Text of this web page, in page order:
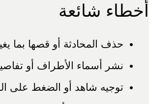
أخطاء شائعة
حذف المحادثة أو قصها بما
نشر أسماء الأطراف أو
توجيه شاهد أو الضغط على